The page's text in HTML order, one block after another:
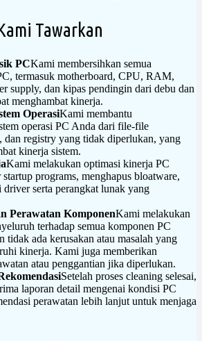
Tawarkan
PCKami membersihkan semua
termasuk motherboard, CPU, RAM,
supply, dan kipas pendingin dari debu dan
menghambat kinerja.
OperasiKami membantu
operasi PC Anda dari file-file
dan registry yang tidak diperlukan, yang
kinerja sistem.
Kami melakukan optimasi kinerja PC
programs, menghapus bloatware,
driver serta perangkat lunak yang
Perawatan KomponenKami melakukan
terhadap semua komponen PC
tidak ada kerusakan atau masalah yang
kinerja. Kami juga memberikan
atau penggantian jika diperlukan.
Setelah proses cleaning selesai,
laporan detail mengenai kondisi PC
perawatan lebih lanjut untuk menjaga